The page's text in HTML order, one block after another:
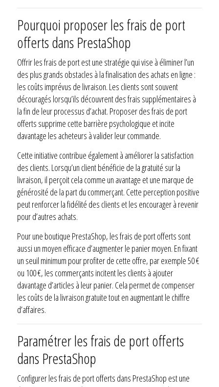
Pourquoi proposer les frais de port
offerts dans PrestaShop
Offrir les frais de port est une stratégie qui vise à éliminer l’un
des plus grands obstacles à la finalisation des achats en ligne :
les coûts imprévus de livraison. Les clients sont souvent
découragés lorsqu’ils découvrent des frais supplémentaires à
la fin de leur processus d’achat. Proposer des frais de port
offerts supprime cette barrière psychologique et incite
davantage les acheteurs à valider leur commande.
Cette initiative contribue également à améliorer la satisfaction
des clients. Lorsqu’un client bénéficie de la gratuité sur la
livraison, il perçoit cela comme un avantage et une marque de
générosité de la part du commerçant. Cette perception positive
peut renforcer la fidélité des clients et les encourager à revenir
pour d’autres achats.
Pour une boutique PrestaShop, les frais de port offerts sont
aussi un moyen efficace d’augmenter le panier moyen. En fixant
un seuil minimum pour profiter de cette offre, par exemple 50 €
ou 100 €, les commerçants incitent les clients à ajouter
davantage d’articles à leur panier. Cela permet de compenser
les coûts de la livraison gratuite tout en augmentant le chiffre
d’affaires.
Paramétrer les frais de port offerts
dans PrestaShop
Configurer les frais de port offerts dans PrestaShop est une